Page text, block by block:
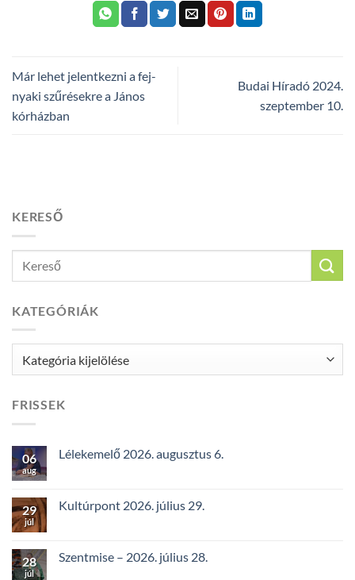
Már lehet jelentkezni a fej-
nyaki szűrésekre a János
kórházban
Budai Híradó 2024.
szeptember 10.
KERESŐ
KATEGÓRIÁK
FRISSEK
06
aug
Lélekemelő 2026. augusztus 6.
29
júl
Kultúrpont 2026. július 29.
28
júl
Szentmise – 2026. július 28.